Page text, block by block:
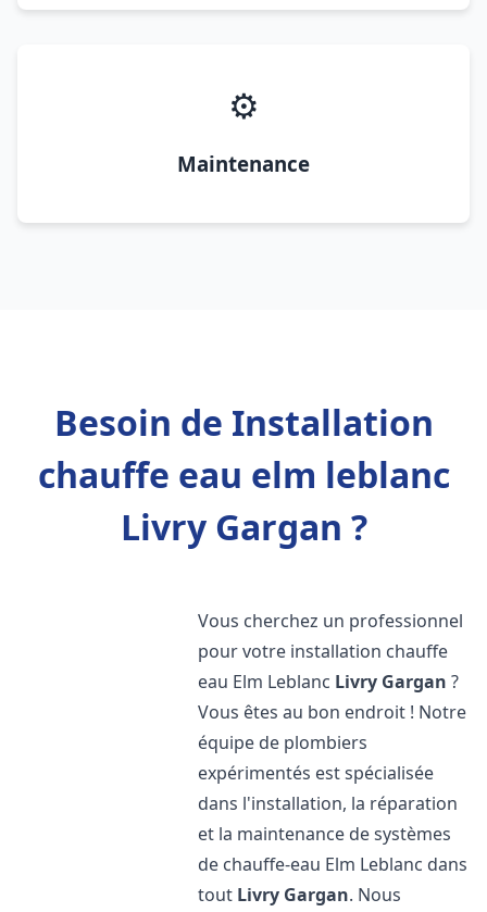
⚙️
Maintenance
Besoin de Installation
chauffe eau elm leblanc
Livry Gargan ?
Vous cherchez un professionnel
pour votre installation chauffe
eau Elm Leblanc Livry Gargan ?
Vous êtes au bon endroit ! Notre
équipe de plombiers
expérimentés est spécialisée
dans l'installation, la réparation
et la maintenance de systèmes
de chauffe-eau Elm Leblanc dans
tout Livry Gargan. Nous